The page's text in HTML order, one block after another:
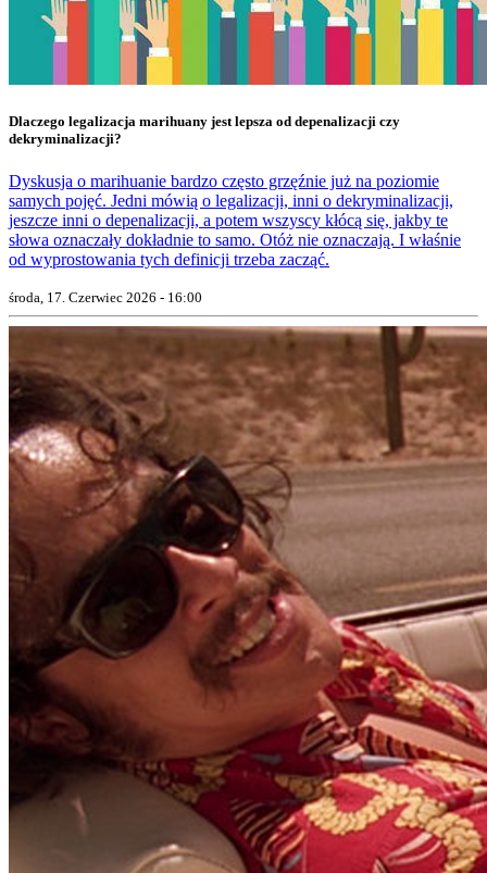
Dlaczego legalizacja marihuany jest lepsza od depenalizacji czy
dekryminalizacji?
Dyskusja o marihuanie bardzo często grzęźnie już na poziomie
samych pojęć. Jedni mówią o legalizacji, inni o dekryminalizacji,
jeszcze inni o depenalizacji, a potem wszyscy kłócą się, jakby te
słowa oznaczały dokładnie to samo. Otóż nie oznaczają. I właśnie
od wyprostowania tych definicji trzeba zacząć.
środa, 17. Czerwiec 2026 - 16:00